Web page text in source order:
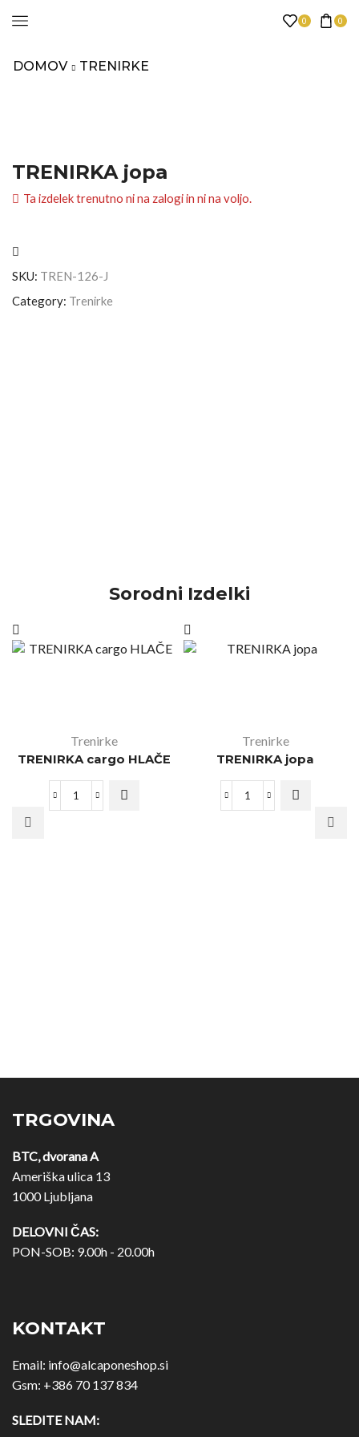
0 0
DOMOV TRENIRKE
TRENIRKA jopa
Ta izdelek trenutno ni na zalogi in ni na voljo.
SKU: TREN-126-J
Category: Trenirke
Sorodni Izdelki
Trenirke
TRENIRKA cargo HLAČE
Trenirke
TRENIRKA jopa
TRGOVINA
BTC, dvorana A
Ameriška ulica 13
1000 Ljubljana
DELOVNI ČAS:
PON-SOB: 9.00h - 20.00h
KONTAKT
Email: info@alcaponeshop.si
Gsm: +386 70 137 834
SLEDITE NAM: